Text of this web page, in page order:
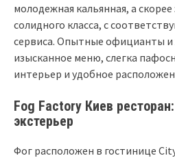
молодежная кальянная, а
солидного класса, с
сервиса. Опытные официанты и
изысканное меню, слегка
интерьер и удобное
Fog Factory Киев
экстерьер
Фог расположен в гостинице